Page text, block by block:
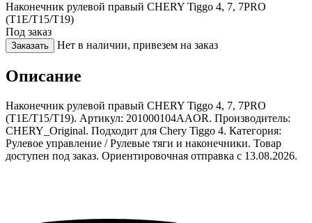
Наконечник рулевой правый CHERY Tiggo 4, 7, 7PRO
(T1E/T15/T19)
Под заказ
Заказать Нет в наличии, привезем на заказ
Описание
Наконечник рулевой правый CHERY Tiggo 4, 7, 7PRO
(T1E/T15/T19). Артикул: 201000104AAOR. Производитель:
CHERY_Original. Подходит для Chery Tiggo 4. Категория:
Рулевое управление / Рулевые тяги и наконечники. Товар
доступен под заказ. Ориентировочная отправка с 13.08.2026.